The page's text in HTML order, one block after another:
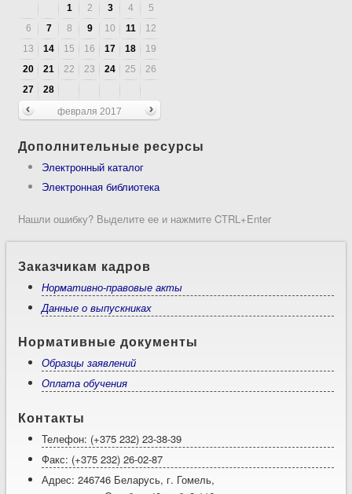
1
2 3 4
5
6
7 8 9 10 11
12
13
14 15 16 17 18
19
20
21 22 23 24 25
26
27
28
февраля 2017
Дополнительные ресурсы
Электронный каталог
Электронная библиотека
Нашли ошибку? Выделите ее и нажмите CTRL+Enter
Заказчикам кадров
Нормативно-правовые акты
Данные о выпускниках
Нормативные документы
Образцы заявлений
Оплата обучения
Контакты
Телефон: (+375 232) 23-38-39
Факс: (+375 232) 26-02-87
Адрес: 246746 Беларусь, г. Гомель,